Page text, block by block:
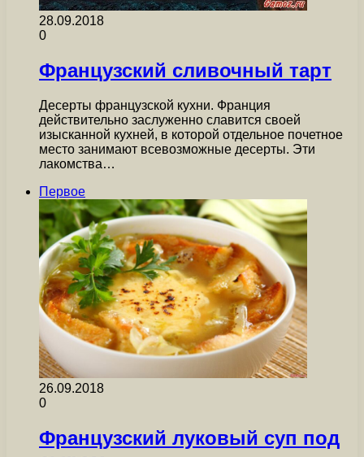
28.09.2018
0
Французский сливочный тарт
Десерты французской кухни. Франция
действительно заслуженно славится своей
изысканной кухней, в которой отдельное почетное
место занимают всевозможные десерты. Эти
лакомства…
Первое
26.09.2018
0
Французский луковый суп под